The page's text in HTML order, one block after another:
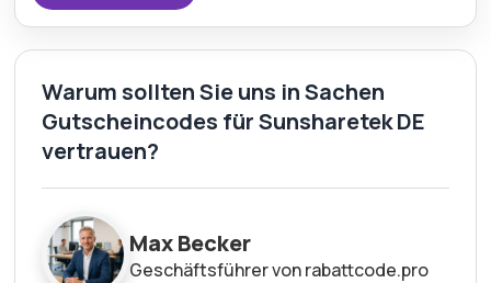
Warum sollten Sie uns in Sachen
Gutscheincodes für Sunsharetek DE
vertrauen?
Max Becker
Geschäftsführer von rabattcode.pro